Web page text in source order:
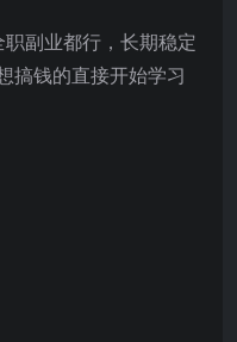
副业都行，长期稳定
搞钱的直接开始学习